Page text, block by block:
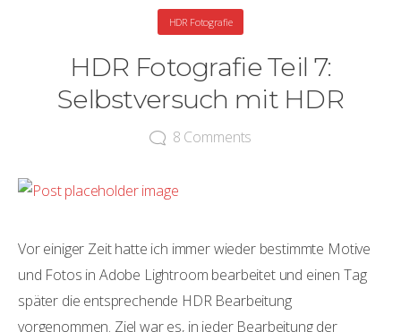
HDR Fotografie
HDR Fotografie Teil 7:
Selbstversuch mit HDR
8 Comments
Vor einiger Zeit hatte ich immer wieder bestimmte Motive
und Fotos in Adobe Lightroom bearbeitet und einen Tag
später die entsprechende HDR Bearbeitung
vorgenommen. Ziel war es, in jeder Bearbeitung der